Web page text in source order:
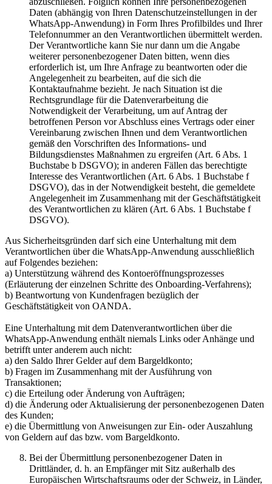
Daten (abhängig von Ihren Datenschutzeinstellungen in der
WhatsApp-Anwendung) in Form Ihres Profilbildes und Ihrer
Telefonnummer an den Verantwortlichen übermittelt werden.
Der Verantwortliche kann Sie nur dann um die Angabe
weiterer personenbezogener Daten bitten, wenn dies
erforderlich ist, um Ihre Anfrage zu beantworten oder die
Angelegenheit zu bearbeiten, auf die sich die
Kontaktaufnahme bezieht. Je nach Situation ist die
Rechtsgrundlage für die Datenverarbeitung die
Notwendigkeit der Verarbeitung, um auf Antrag der
betroffenen Person vor Abschluss eines Vertrags oder einer
Vereinbarung zwischen Ihnen und dem Verantwortlichen
gemäß den Vorschriften des Informations- und
Bildungsdienstes Maßnahmen zu ergreifen (Art. 6 Abs. 1
Buchstabe b DSGVO); in anderen Fällen das berechtigte
Interesse des Verantwortlichen (Art. 6 Abs. 1 Buchstabe f
DSGVO), das in der Notwendigkeit besteht, die gemeldete
Angelegenheit im Zusammenhang mit der Geschäftstätigkeit
des Verantwortlichen zu klären (Art. 6 Abs. 1 Buchstabe f
DSGVO).
Aus Sicherheitsgründen darf sich eine Unterhaltung mit dem
Verantwortlichen über die WhatsApp-Anwendung ausschließlich
auf Folgendes beziehen:
a) Unterstützung während des Kontoeröffnungsprozesses
(Erläuterung der einzelnen Schritte des Onboarding-Verfahrens);
b) Beantwortung von Kundenfragen bezüglich der
Geschäftstätigkeit von OANDA.
Eine Unterhaltung mit dem Datenverantwortlichen über die
WhatsApp-Anwendung enthält niemals Links oder Anhänge und
betrifft unter anderem auch nicht:
a) den Saldo Ihrer Gelder auf dem Bargeldkonto;
b) Fragen im Zusammenhang mit der Ausführung von
Transaktionen;
c) die Erteilung oder Änderung von Aufträgen;
d) die Änderung oder Aktualisierung der personenbezogenen Daten
des Kunden;
e) die Übermittlung von Anweisungen zur Ein- oder Auszahlung
von Geldern auf das bzw. vom Bargeldkonto.
Bei der Übermittlung personenbezogener Daten in
Drittländer, d. h. an Empfänger mit Sitz außerhalb des
Europäischen Wirtschaftsraums oder der Schweiz, in Länder,